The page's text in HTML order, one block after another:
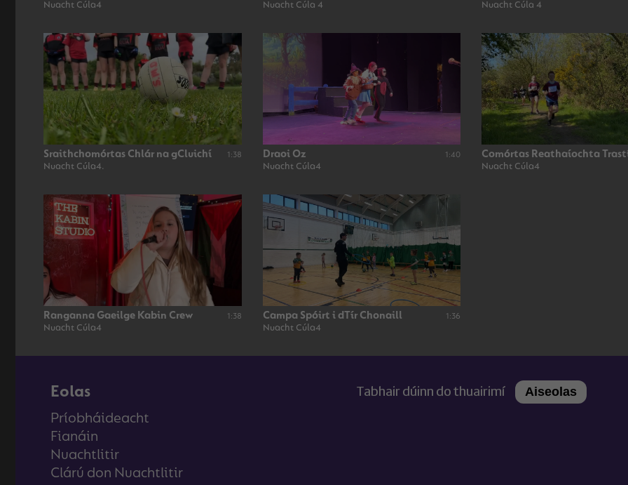
Nuacht Cúla4 Nuacht Cúla 4 Nuacht Cúla 4
Sraithchomórtas Chlár na gCluichí
Nuacht Cúla4.
1:38 Draoi Oz
Nuacht Cúla4
1:40 Comórtas Reathaíochta
Nuacht Cúla4
Ranganna Gaeilge Kabin Crew
Nuacht Cúla4
1:38 Campa Spóirt i dTír Chonaill
Nuacht Cúla4
1:36
Tabhair dúinn do thuairimí Aiseolas
Eolas
Príobháideacht
Fianáin
Nuachtlitir
Clárú don Nuachtlitir